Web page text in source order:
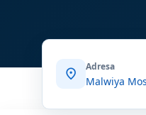
location_on Adresa
Malwiya